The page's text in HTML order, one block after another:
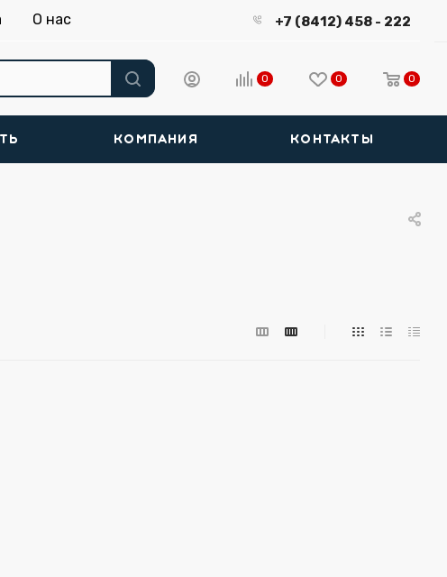
О нас +7 (8412) 458 - 222
0 0 0
КОМПАНИЯ КОНТАКТЫ